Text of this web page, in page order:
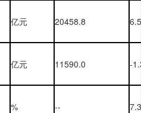
亿元 20458.8
亿元 11590.0 -
% --